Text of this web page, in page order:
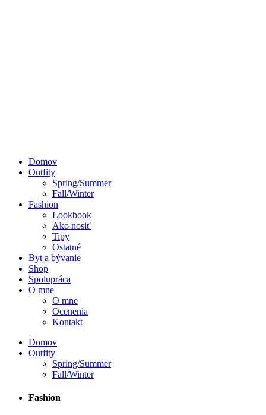
Domov
Outfity
Spring/Summer
Fall/Winter
Fashion
Lookbook
Ako nosiť
Tipy
Ostatné
Byt a bývanie
Shop
Spolupráca
O mne
O mne
Ocenenia
Kontakt
Domov
Outfity
Spring/Summer
Fall/Winter
Fashion